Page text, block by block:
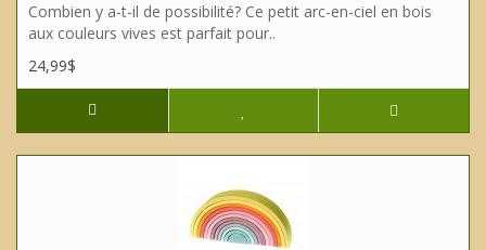
Combien y a-t-il de possibilité? Ce petit arc-en-ciel en bois
aux couleurs vives est parfait pour..
24,99$